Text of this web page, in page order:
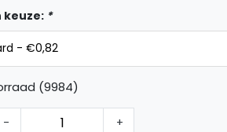
keuze: *
(9984)
- +